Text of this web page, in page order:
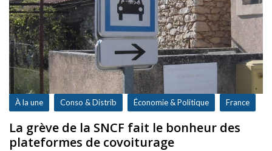
À la une Conso & Distrib Économie & Politique France
La grève de la SNCF fait le bonheur des
plateformes de covoiturage